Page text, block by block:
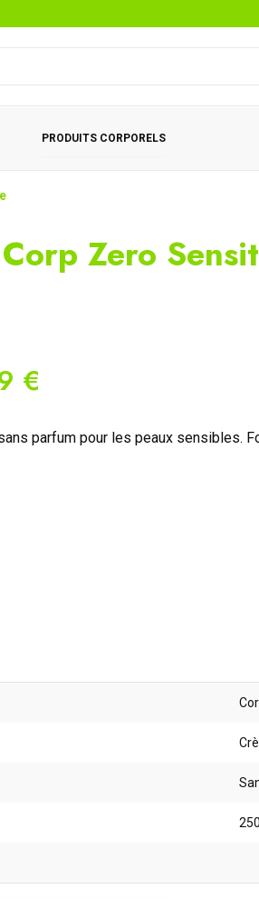
PRODUITS CORPORELS
Zero
€
parfum pour les peaux sensibles.